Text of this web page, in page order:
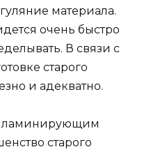
материала.
очень быстро
В связи с
старого
и адекватно.
ламинирующим
старого